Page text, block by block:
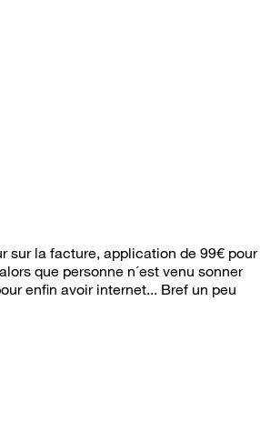
sur la facture, application de 99€ pour
que personne n´est venu sonner
enfin avoir internet... Bref un peu